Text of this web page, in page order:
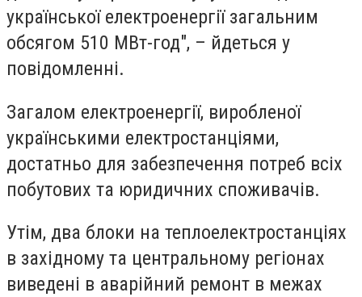
української електроенергії загальним
обсягом 510 МВт-год", – йдеться у
повідомленні.
Загалом електроенергії, виробленої
українськими електростанціями,
достатньо для забезпечення потреб всіх
побутових та юридичних споживачів.
Утім, два блоки на теплоелектростанціях
в західному та центральному регіонах
виведені в аварійний ремонт в межах